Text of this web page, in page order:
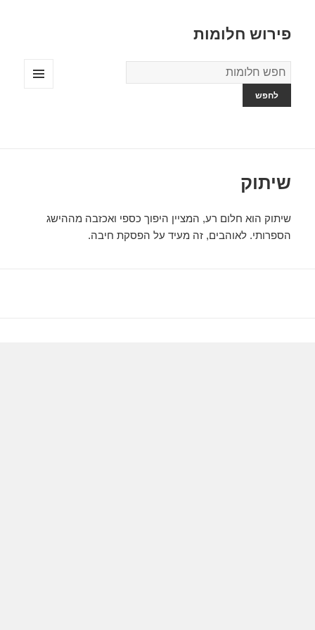
פירוש חלומות
מילון
החלומות
שיתוק
שיתוק הוא חלום רע, המציין היפוך כספי ואכזבה מההישג
הספרותי. לאוהבים, זה מעיד על הפסקת חיבה.